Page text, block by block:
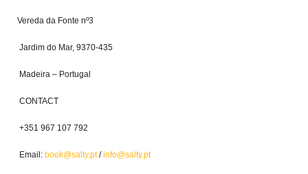
Vereda da Fonte nº3
Jardim do Mar, 9370-435
Madeira – Portugal
CONTACT
+351 967 107 792
Email: book@salty.pt/info@salty.pt